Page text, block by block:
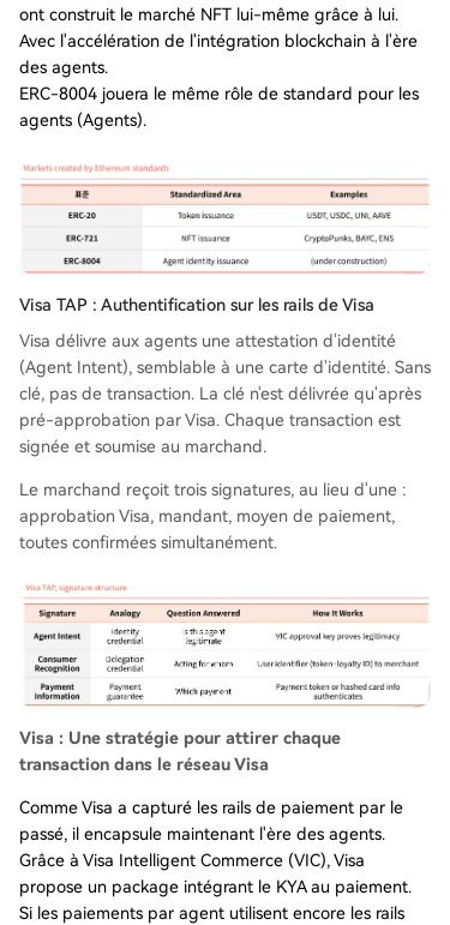
ont construit le marché NFT lui-même grâce à lui.
Avec l'accélération de l'intégration blockchain à l'ère
des agents.
ERC-8004 jouera le même rôle de standard pour les
agents (Agents).
Visa TAP : Authentification sur les rails de Visa
Visa délivre aux agents une attestation d'identité
(Agent Intent), semblable à une carte d'identité. Sans
clé, pas de transaction. La clé n'est délivrée qu'après
pré-approbation par Visa. Chaque transaction est
signée et soumise au marchand.
Le marchand reçoit trois signatures, au lieu d'une :
approbation Visa, mandant, moyen de paiement,
toutes confirmées simultanément.
Visa : Une stratégie pour attirer chaque
transaction dans le réseau Visa
Comme Visa a capturé les rails de paiement par le
passé, il encapsule maintenant l'ère des agents.
Grâce à Visa Intelligent Commerce (VIC), Visa
propose un package intégrant le KYA au paiement.
Si les paiements par agent utilisent encore les rails